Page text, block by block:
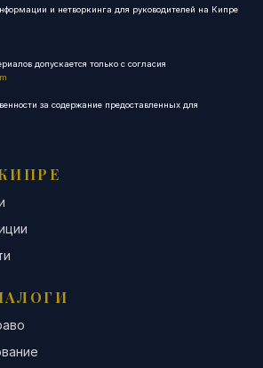
и нетворкинга для руководителей на Кипре
допускается только с согласия
за содержание предоставленных для